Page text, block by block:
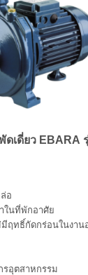
เดี่ยว EBARA
อ
ในที่พักอาศัย
ฤทธิ์กัดกร่อนในงาน
รอุตสาหกรรม